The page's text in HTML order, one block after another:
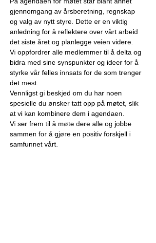
gjennomgang av årsberetning, regnskap
og valg av nytt styre. Dette er en viktig
anledning for å reflektere over vårt arbeid
det siste året og planlegge veien videre.
Vi oppfordrer alle medlemmer til å delta og
bidra med sine synspunkter og ideer for å
styrke vår felles innsats for de som trenger
det mest.
Vennligst gi beskjed om du har noen
spesielle du ønsker tatt opp på møtet, slik
at vi kan kombinere dem i agendaen.
Vi ser frem til å møte dere alle og jobbe
sammen for å gjøre en positiv forskjell i
samfunnet vårt.